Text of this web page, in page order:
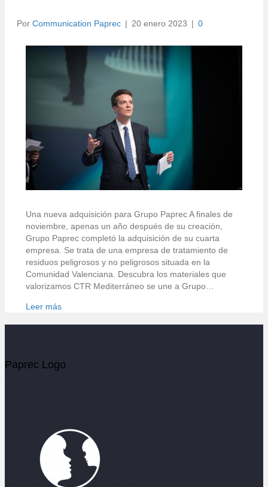
Por Communication Paprec | 20 enero 2023 | 0
Una nueva adquisición para Grupo Paprec A finales de
noviembre, apenas un año después de su creación,
Grupo Paprec completó la adquisición de su cuarta
empresa. Se trata de una empresa de tratamiento de
residuos peligrosos y no peligrosos situada en la
Comunidad Valenciana. Descubra los materiales que
valorizamos CTR Mediterráneo se une a Grupo…
Leer más
Paprec Logo